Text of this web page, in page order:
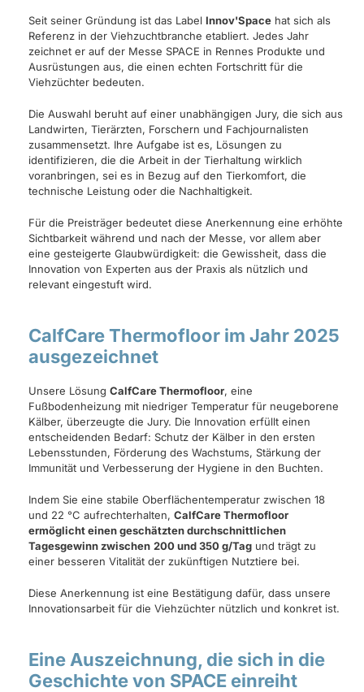
Seit seiner Gründung ist das Label Innov'Space hat sich als
Referenz in der Viehzuchtbranche etabliert. Jedes Jahr
zeichnet er auf der Messe SPACE in Rennes Produkte und
Ausrüstungen aus, die einen echten Fortschritt für die
Viehzüchter bedeuten.
Die Auswahl beruht auf einer unabhängigen Jury, die sich aus
Landwirten, Tierärzten, Forschern und Fachjournalisten
zusammensetzt. Ihre Aufgabe ist es, Lösungen zu
identifizieren, die die Arbeit in der Tierhaltung wirklich
voranbringen, sei es in Bezug auf den Tierkomfort, die
technische Leistung oder die Nachhaltigkeit.
Für die Preisträger bedeutet diese Anerkennung eine erhöhte
Sichtbarkeit während und nach der Messe, vor allem aber
eine gesteigerte Glaubwürdigkeit: die Gewissheit, dass die
Innovation von Experten aus der Praxis als nützlich und
relevant eingestuft wird.
CalfCare Thermofloor im Jahr 2025
ausgezeichnet
Unsere Lösung CalfCare Thermofloor, eine
Fußbodenheizung mit niedriger Temperatur für neugeborene
Kälber, überzeugte die Jury. Die Innovation erfüllt einen
entscheidenden Bedarf: Schutz der Kälber in den ersten
Lebensstunden, Förderung des Wachstums, Stärkung der
Immunität und Verbesserung der Hygiene in den Buchten.
Indem Sie eine stabile Oberflächentemperatur zwischen 18
und 22 °C aufrechterhalten, CalfCare Thermofloor
ermöglicht einen geschätzten durchschnittlichen
Tagesgewinn zwischen 200 und 350 g/Tag und trägt zu
einer besseren Vitalität der zukünftigen Nutztiere bei.
Diese Anerkennung ist eine Bestätigung dafür, dass unsere
Innovationsarbeit für die Viehzüchter nützlich und konkret ist.
Eine Auszeichnung, die sich in die
Geschichte von SPACE einreiht